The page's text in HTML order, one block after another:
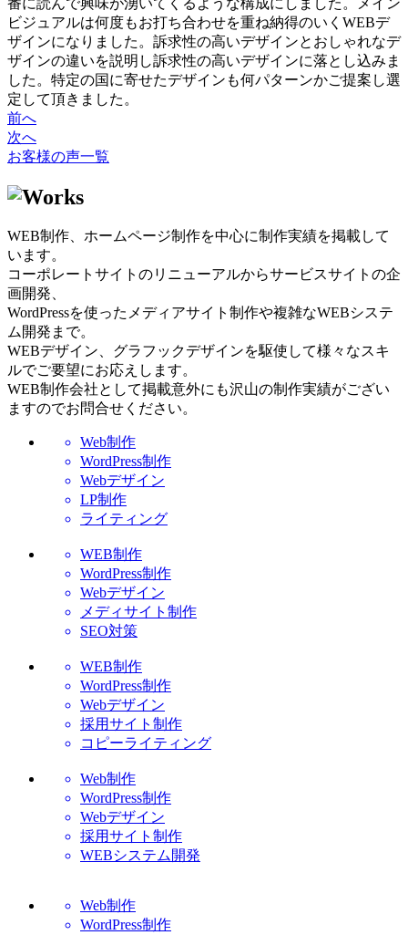
ビジュアルは何度もお打ち合わせを重ね納得のいくWEBデ
ザインになりました。訴求性の高いデザインとおしゃれなデ
ザインの違いを説明し訴求性の高いデザインに落とし込みま
した。特定の国に寄せたデザインも何パターンかご提案し選
定して頂きました。
前へ
次へ
お客様の声一覧
WEB制作、ホームページ制作を中心に制作実績を掲載して
います。
コーポレートサイトのリニューアルからサービスサイトの企
画開発、
WordPressを使ったメディアサイト制作や複雑なWEBシステ
ム開発まで。
WEBデザイン、グラフックデザインを駆使して様々なスキ
ルでご要望にお応えします。
WEB制作会社として掲載意外にも沢山の制作実績がござい
ますのでお問合せください。
Web制作
WordPress制作
Webデザイン
LP制作
ライティング
WEB制作
WordPress制作
Webデザイン
メディサイト制作
SEO対策
WEB制作
WordPress制作
Webデザイン
採用サイト制作
コピーライティング
Web制作
WordPress制作
Webデザイン
採用サイト制作
WEBシステム開発
Web制作
WordPress制作